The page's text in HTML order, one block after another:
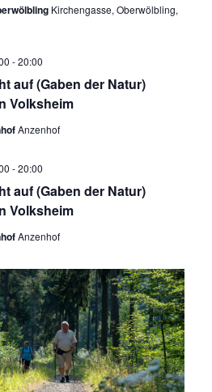
Kirchengasse, Oberwölbling,
auf (Gaben der Natur)
Volksheim
-20:00
Anzenhof
auf (Gaben der Natur)
Volksheim
-20:00
Anzenhof